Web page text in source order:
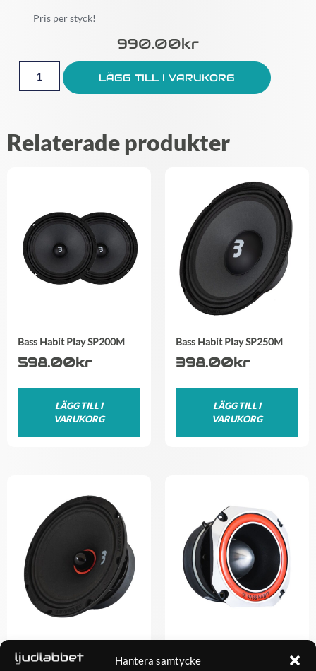
Hantera samtycke
Pris per styck!
990.00Kr
LÄGG TILL I VARUKORG
Relaterade produkter
Bass Habit Play SP200M
598.00kr
LÄGG TILL I
VARUKORG
Bass Habit Play SP250M
398.00kr
LÄGG TILL I
VARUKORG
Bass Habit SPL Elite
SE200M